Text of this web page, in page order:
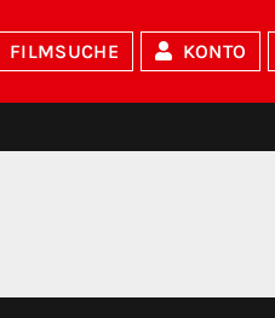
FILMSUCHE KONTO